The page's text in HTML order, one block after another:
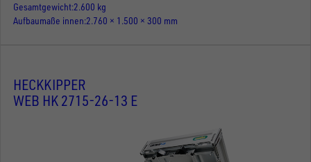
Gesamtgewicht 2.600 kg
Aufbaumaße innen 2.760 × 1.500 × 300 mm
HECKKIPPER
WEB HK 2715-26-13 E